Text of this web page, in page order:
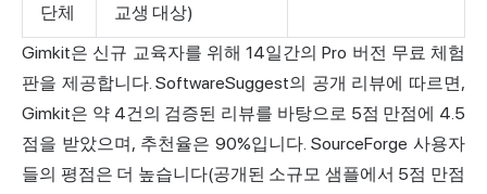
단체
교생 대상)
Gimkit은 신규 교육자를 위해 14일간의 Pro 버전 무료 체험
판을 제공합니다. SoftwareSuggest의 공개 리뷰에 따르면,
Gimkit은 약 4건의 검증된 리뷰를 바탕으로 5점 만점에 4.5
점을 받았으며, 추천율은 90%입니다. SourceForge 사용자
들의 평점은 더 높습니다(공개된 소규모 샘플에서 5점 만점